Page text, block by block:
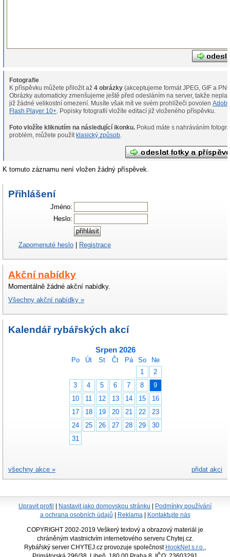
Fotografie
K příspěvku můžete přiložit až4 obrázky (akceptujeme formát JPEG, GIF a
Obrázky automaticky zmenšujeme ještě před odesláním na server, takže
již žádné velikostní omezení. Musíte však mít ve svém prohlížeči povolen
Flash Player 10+ . Popisky fotografií vložíte editací již vloženého příspěvku.
Foto vložíte kliknutím na následující ikonku.
problém, můžete použítklasický způsob.
K tomuto záznamu není vložen žádný příspěvek.
Přihlášení
Jméno:
Heslo:
Zapomenuté heslo | Registrace
Akční nabídky
Momentálně žádné akční nabídky.
Všechny akční nabídky »
Kalendář rybářských akcí
Srpen 2026
Po Út St Čt Pá So
Ne
1
2
3
4 5 6 7 8
9
10
11 12 13 14 15
16
17
18 19 20 21 22
23
24
25 26 27 28 29
30
31
přidat akci
všechny akce »
Upravit profil Nastavit jako domovskou stránku
Podmínky používání
a ochrana osobních údajů
Reklama| Kontaktujte nás
COPYRIGHT 2002-2019 Veškerý textový a obrazový materiál je
chráněným vlastnictvím internetového serveru Chytej.cz.
Rybářský server CHYTEJ.cz provozuje společnost HookNet s.r.o.